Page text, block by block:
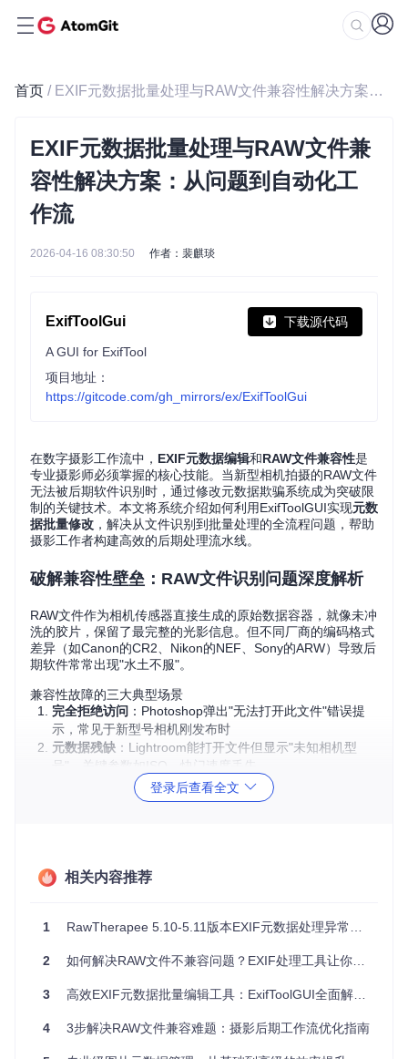
首页 / EXIF元数据批量处理与RAW文件兼容性解决方案：从问题到自动化工作流
EXIF元数据批量处理与RAW文件兼
容性解决方案：从问题到自动化工
作流
2026-04-16 08:30:50 作者：裴麒琰
ExifToolGui 下载源代码
A GUI for ExifTool
项目地址：
https://gitcode.com/gh_mirrors/ex/ExifToolGui
在数字摄影工作流中， EXIF元数据编辑和RAW文件兼容性是
专业摄影师必须掌握的核心技能。当新型相机拍摄的RAW文件
无法被后期软件识别时，通过修改元数据欺骗系统成为突破限
制的关键技术。本文将系统介绍如何利用ExifToolGUI实现元数
据批量修改 ，解决从文件识别到批量处理的全流程问题，帮助
摄影工作者构建高效的后期处理流水线。
破解兼容性壁垒：RAW文件识别问题深度解析
RAW文件作为相机传感器直接生成的原始数据容器，就像未冲
洗的胶片，保留了最完整的光影信息。但不同厂商的编码格式
差异（如Canon的CR2、Nikon的NEF、Sony的ARW）导致后
期软件常常出现"水土不服"。
兼容性故障的三大典型场景
完全拒绝访问 ：Photoshop弹出"无法打开此文件"错误提
示，常见于新型号相机刚发布时
元数据残缺 ：Lightroom能打开文件但显示"未知相机型
号"，关键参数如ISO、快门速度丢失
：即使文件可打开，降噪、镜头校正等依赖
元数据的功能呈灰色不可用状态
份证"，让软件误认为是已知型号。
功能封装为直观操作界面，特别适合非技术背景的摄影用户。
换"身份证"而不改变照片本身内容。
登录后查看全文
相关内容推荐
1 RawTherapee 5.10-5.11版本EXIF元数据处理异常问题分析
2 如何解决RAW文件不兼容问题？EXIF处理工具让你的照片在任何软件中流畅编辑
3 高效EXIF元数据批量编辑工具：ExifToolGUI全面解决方案与实战指南
4 3步解决RAW文件兼容难题：摄影后期工作流优化指南